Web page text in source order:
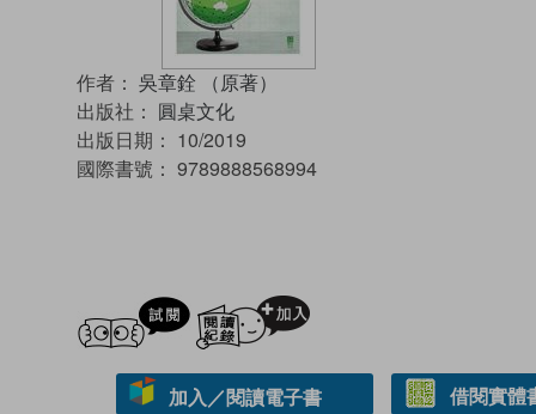
作者： 吳章銓 （原著）
出版社： 圓桌文化
出版日期： 10/2019
國際書號： 9789888568994
試閲
加入／閱讀電子書 借閱實體